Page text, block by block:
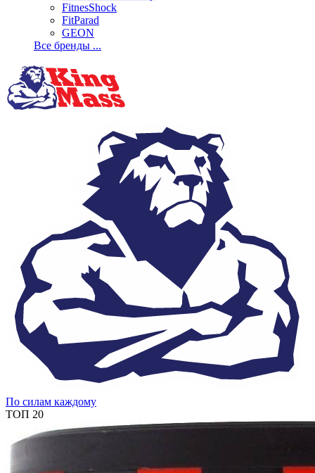
FitnesShock
FitParad
GEON
Все бренды ...
По силам каждому
ТОП 20